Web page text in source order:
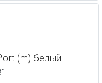
(m) белый